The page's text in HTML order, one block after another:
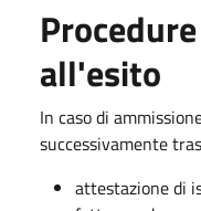
all'esito
In caso di
successivamente
attestazione di